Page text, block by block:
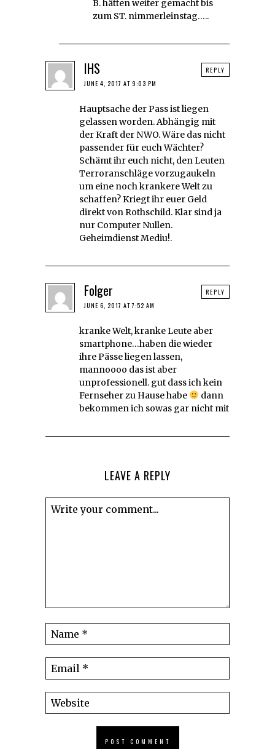
B. hätten weiter gemacht bis
zum ST. nimmerleinstag…..
IHS
JUNE 4, 2017 AT 9:03 PM
Hauptsache der Pass ist liegen
gelassen worden. Abhängig mit
der Kraft der NWO. Wäre das nicht
passender für euch Wächter?
Schämt ihr euch nicht, den Leuten
Terroranschläge vorzugaukeln
um eine noch krankere Welt zu
schaffen? Kriegt ihr euer Geld
direkt von Rothschild. Klar sind ja
nur Computer Nullen.
Geheimdienst Mediu!.
REPLY
Folger
JUNE 6, 2017 AT 7:52 AM
kranke Welt, kranke Leute aber
smartphone…haben die wieder
ihre Pässe liegen lassen,
mannoooo das ist aber
unprofessionell. gut dass ich kein
Fernseher zu Hause habe
dann
bekommen ich sowas gar nicht mit
REPLY
LEAVE A REPLY